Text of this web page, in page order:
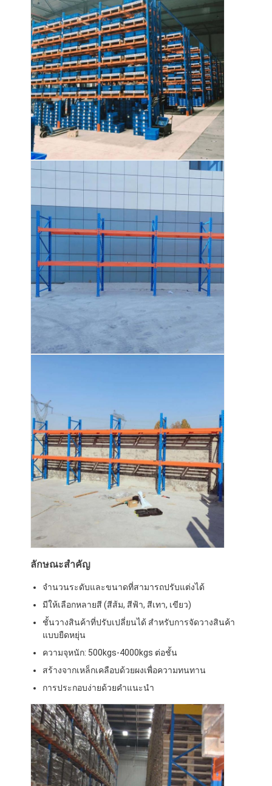
หน้าแรก
วิดีโอ
เกี่ยวกับเรา
ทัวร์โรงงาน
การควบคุมคุณภาพ
ขอใบเสนอราคา
ราคาสะพายพอลเล็ตของโกดัง
ชั้นเก็บคลังสินค้า
คานเท้าแขนที่ดึง
ขับในที่ดึง
แร็คกระสวยวิทยุ
ทางเดินแคบมาก
แพลตฟอร์มโครงสร้างเหล็ก
พาเลทพลาสติก HDPE
พาเลทเหล็ก
ลักษณะสําคัญ
จํานวนระดับและขนาดที่สามารถปรับแต่งได้
มีให้เลือกหลายสี (สีส้ม, สีฟ้า, สีเทา, เขียว)
ชั้นวางสินค้าที่ปรับเปลี่ยนได้ สําหรับการจัดวางสินค้า
แบบยืดหยุ่น
ความจุหนัก: 500kgs-4000kgs ต่อชั้น
สร้างจากเหล็กเคลือบด้วยผงเพื่อความทนทาน
การประกอบง่ายด้วยคําแนะนํา